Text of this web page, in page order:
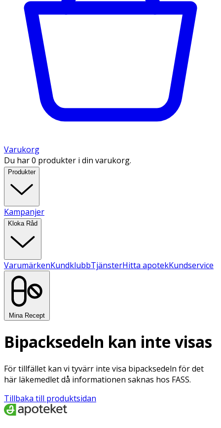
Varukorg
Du har 0 produkter i din varukorg.
Produkter
Kampanjer
Kloka Råd
VarumärkenKundklubbTjänsterHitta apotekKundservice
Mina Recept
Bipacksedeln kan inte visas
För tillfället kan vi tyvärr inte visa bipacksedeln för det
här läkemedlet då informationen saknas hos FASS.
Tillbaka till produktsidan